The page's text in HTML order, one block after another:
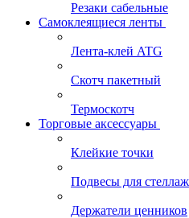
Резаки сабельные
Самоклеящиеся ленты
Лента-клей ATG
Скотч пакетный
Термоскотч
Торговые аксессуары
Клейкие точки
Подвесы для
Держатели ценников